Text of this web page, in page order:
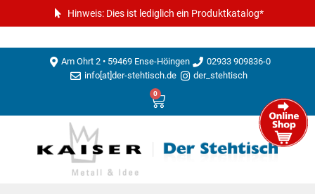
Hinweis: Dies ist lediglich ein Produktkatalog*
Am Ohrt 2 • 59469 Ense-Höingen
02933 909836-0
info[at]der-stehtisch.de
der_stehtisch
0